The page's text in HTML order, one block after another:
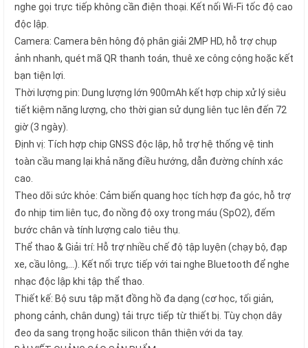
nghe gọi trực tiếp không cần điện thoại. Kết nối Wi-Fi tốc độ cao
độc lập.
Camera: Camera bên hông độ phân giải 2MP HD, hỗ trợ chụp
ảnh nhanh, quét mã QR thanh toán, thuê xe công cộng hoặc kết
bạn tiện lợi.
Thời lượng pin: Dung lượng lớn 900mAh kết hợp chip xử lý siêu
tiết kiệm năng lượng, cho thời gian sử dụng liên tục lên đến 72
giờ (3 ngày).
Định vị: Tích hợp chip GNSS độc lập, hỗ trợ hệ thống vệ tinh
toàn cầu mang lại khả năng điều hướng, dẫn đường chính xác
cao.
Theo dõi sức khỏe: Cảm biến quang học tích hợp đa góc, hỗ trợ
đo nhịp tim liên tục, đo nồng độ oxy trong máu (SpO2), đếm
bước chân và tính lượng calo tiêu thụ.
Thể thao & Giải trí: Hỗ trợ nhiều chế độ tập luyện (chạy bộ, đạp
xe, cầu lông,...). Kết nối trực tiếp với tai nghe Bluetooth để nghe
nhạc độc lập khi tập thể thao.
Thiết kế: Bộ sưu tập mặt đồng hồ đa dạng (cơ học, tối giản,
phong cảnh, chân dung) tải trực tiếp từ thiết bị. Tùy chọn dây
đeo da sang trọng hoặc silicon thân thiện với da tay.